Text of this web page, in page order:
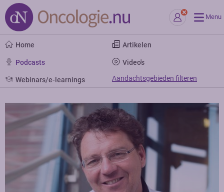
Menu
Home Artikelen
Podcasts Video's
Webinars/e-learnings Aandachtsgebieden filteren